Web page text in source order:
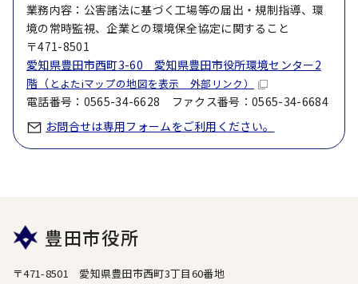
業務内容：公害諸法に基づく工場等の届出・規制指導、環
境の常時監視、企業との環境保全協定に関すること
〒471-8501
愛知県豊田市西町3-60 愛知県豊田市役所環境センター2
階（ とよたiマップの地図を表示 外部リンク）
電話番号：0565-34-6628 ファクス番号：0565-34-6684
お問合せは専用フォームをご利用ください。
豊田市役所
〒471-8501 愛知県豊田市西町3丁目60番地